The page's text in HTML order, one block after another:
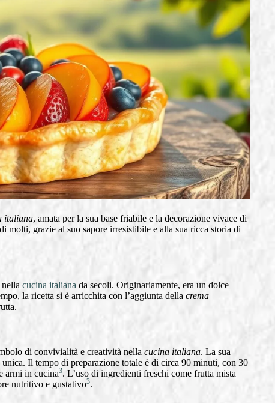
italiana, amata per la sua base friabile e la decorazione vivace di
molti, grazie al suo sapore irresistibile e alla sua ricca storia di
cucina italiana da secoli. Originariamente, era un dolce
la ricetta si è arricchita con l’aggiunta della crema
di convivialità e creatività nella cucina italiana. La sua
Il tempo di preparazione totale è di circa 90 minuti, con 30
armi in cucina3. L’uso di ingredienti freschi come frutta mista
nutritivo e gustativo3.